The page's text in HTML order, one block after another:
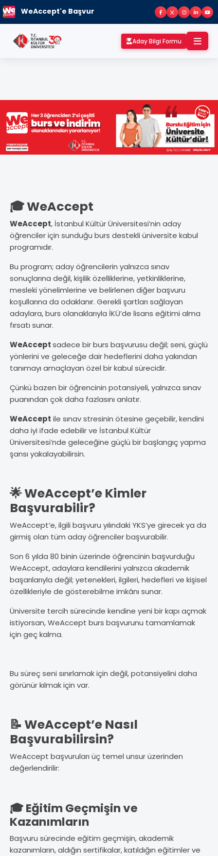
WeAccept'e Başvur
Aday Bilgi Formu
🎓 WeAccept
WeAccept, İstanbul Kültür Üniversitesi’nin aday
öğrenciler için sunduğu burs destekli üniversite kabul
programıdır.
Bu program; aday öğrencilerin yalnızca sınav
sonuçlarına değil, kişilik özelliklerine, yetkinliklerine,
mesleki yönelimlerine ve belirlenen diğer başvuru
koşullarına da odaklanır. Gerekli şartları sağlayan
adaylara, burs olanaklarıyla İKÜ’de lisans eğitimi alma
fırsatı sunar.
WeAcceptsadece bir burs başvurusu değil; seni, güçlü
yönlerini ve geleceğe dair hedeflerini daha yakından
tanımayı amaçlayan özel bir kabul sürecidir.
Çünkü bazen bir öğrencinin potansiyeli, yalnızca sınav
puanından çok daha fazlasını anlatır.
WeAccept ile sınav stresinin ötesine geçebilir, kendini
daha iyi ifade edebilir ve İstanbul Kültür
Üniversitesi’nde geleceğine güçlü bir başlangıç yapma
şansı yakalayabilirsin.
🌟 WeAccept’e Kimler
Başvurabilir?
WeAccept’e, ilgili başvuru yılındaki YKS’ye girecek ya da
girmiş olan tüm aday öğrenciler başvurabilir.
Son 6 yılda 80 binin üzerinde öğrencinin başvurduğu
WeAccept, adaylara kendilerini yalnızca akademik
başarılarıyla değil; yetenekleri, ilgileri, hedefleri ve kişisel
özellikleriyle de gösterebilme imkânı sunar.
Üniversite tercih sürecinde kendine yeni bir kapı açmak
istiyorsan, WeAccept burs başvurunu tamamlamak
için geç kalma.
Bu süreç seni sınırlamak için değil, potansiyelini daha
görünür kılmak için var.
📝 WeAccept’e Nasıl
Başvurabilirsin?
WeAccept başvuruları üç temel unsur üzerinden
değerlendirilir:
🎓 Eğitim Geçmişin ve
Kazanımların
Başvuru sürecinde eğitim geçmişin, akademik
kazanımların, aldığın sertifikalar, katıldığın eğitimler ve